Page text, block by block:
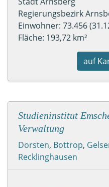
Regierungsbezirk
Einwohner: 73.456
Fläche: 193,72 km²
auf
Studieninstitut
Verwaltung
Dorsten, Bottrop,
Recklinghausen